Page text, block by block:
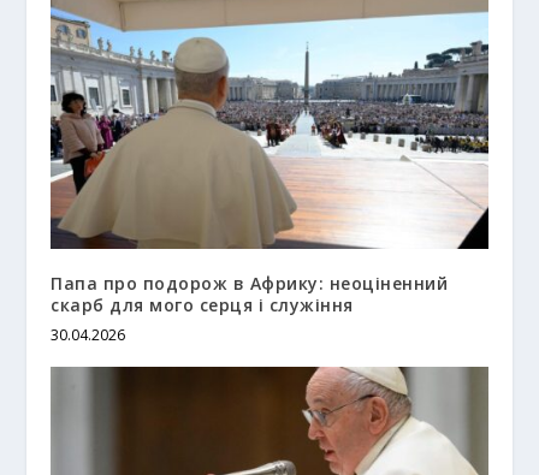
Папа про подорож в Африку: неоціненний
скарб для мого серця і служіння
30.04.2026